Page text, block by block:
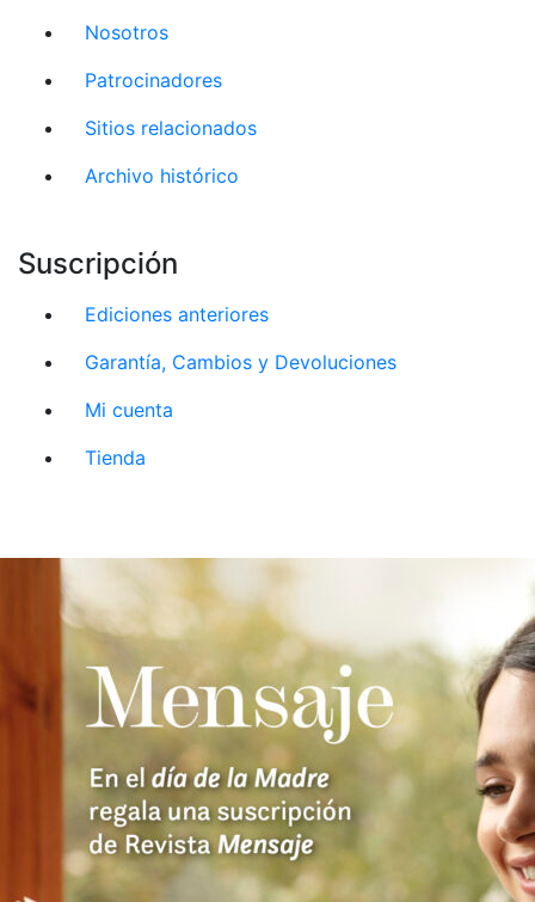
Nosotros
Patrocinadores
Sitios relacionados
Archivo histórico
Suscripción
Ediciones anteriores
Garantía, Cambios y Devoluciones
Mi cuenta
Tienda